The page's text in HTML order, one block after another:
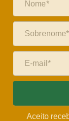
Aceito